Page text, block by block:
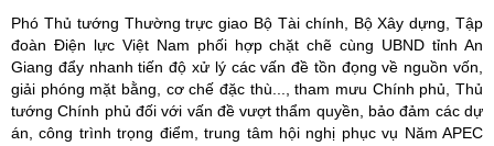
Phó Thủ tướng Thường trực giao Bộ Tài chính, Bộ Xây dựng, Tập
đoàn Điện lực Việt Nam phối hợp chặt chẽ cùng UBND tỉnh An
Giang đẩy nhanh tiến độ xử lý các vấn đề tồn đọng về nguồn vốn,
giải phóng mặt bằng, cơ chế đặc thù..., tham mưu Chính phủ, Thủ
tướng Chính phủ đối với vấn đề vượt thẩm quyền, bảo đảm các dự
án, công trình trọng điểm, trung tâm hội nghị phục vụ Năm APEC